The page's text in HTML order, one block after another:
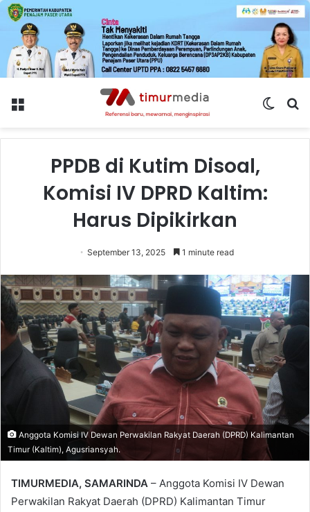
Menu
Switch
PPDB di Kutim Disoal,
Komisi IV DPRD Kaltim:
Harus Dipikirkan
September 13, 2025 1 minute read
Anggota Komisi IV Dewan Perwakilan Rakyat Daerah (DPRD) Kalimantan
Timur (Kaltim), Agusriansyah.
TIMURMEDIA, SAMARINDA – Anggota Komisi IV Dewan
Perwakilan Rakyat Daerah (DPRD) Kalimantan Timur